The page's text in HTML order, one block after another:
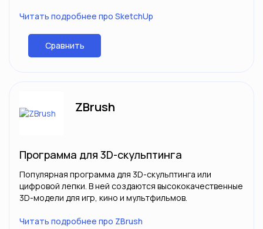
Читать подробнее про SketchUp
Сравнить
ZBrush
Программа для 3D-скульптинга
Популярная программа для 3D-скульптинга или
цифровой лепки. В ней создаются высококачественные
3D-модели для игр, кино и мультфильмов.
Читать подробнее про ZBrush